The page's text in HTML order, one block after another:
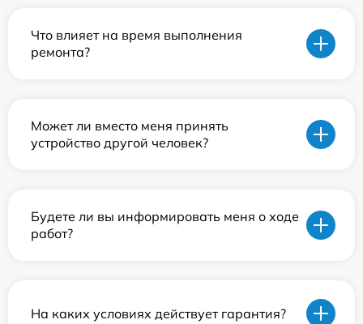
Что влияет на время выполнения
ремонта?
Может ли вместо меня принять
устройство другой человек?
Будете ли вы информировать меня о ходе
работ?
На каких условиях действует гарантия?